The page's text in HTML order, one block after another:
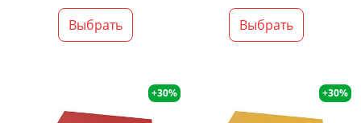
Выбрать Выбрать
+30% +30%